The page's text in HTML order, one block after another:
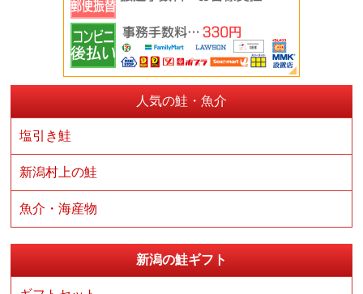
人気の鮭・魚介
塩引き鮭
新潟村上の鮭
魚介・海産物
新潟の鮭ギフト